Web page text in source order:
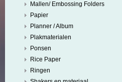
Mallen/ Embossing Folders
Papier
Planner / Album
Plakmaterialen
Ponsen
Rice Paper
Ringen